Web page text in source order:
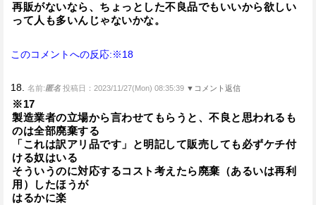
再販がないなら、ちょっとした不良品でもいいから欲しい
って人も多いんじゃないかな。
このコメントへの反応:※18
18. 名前:匿名 投稿日：2023/11/27(Mon) 08:35:39 ▼コメント返信
※17
製造業者の立場から言わせてもらうと、不良と思われるも
のは全部廃棄する
「これは訳アリ品です」と明記して販売しても必ずケチ付
ける奴はいる
そういうのに対応するコスト考えたら廃棄（あるいは再利
用）したほうが
はるかに楽